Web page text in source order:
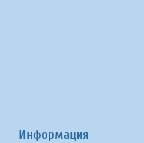
Информация